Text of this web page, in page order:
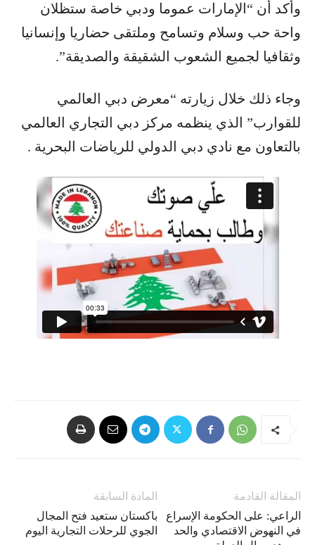
وأكد أن “الإمارات عموما ودبي خاصة ستظلان
واحة حب وسلام وتسامح وملتقى حضاريا وإنسانيا
وثقافيا لجميع الشعوب الشقيقة والصديقة”.
وجاء ذلك خلال زيارته “معرض دبي العالمي
للقوارب” الذي ينظمه مركز دبي التجاري العالمي
بالتعاون مع نادي دبي الدولي للرياضات البحرية .
المادة السابقة
باكستان ستعيد فتح المجال
الجوي للرحلات التجارية اليوم
المقالة القادمة
الراعي: على الحكومة الإسراع
في النهوض الاقتصادي والحد